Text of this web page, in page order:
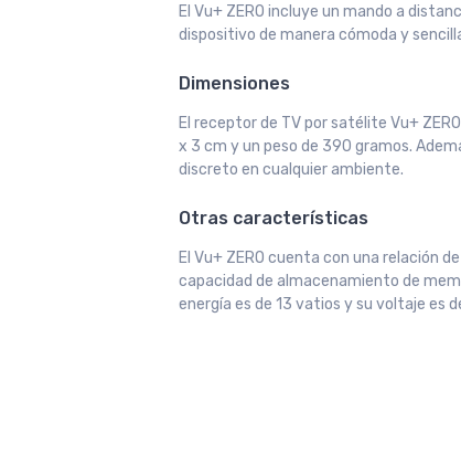
El Vu+ ZERO incluye un mando a
dispositivo de manera cómoda y
Dimensiones
El receptor de TV por satélite Vu+
x 3 cm y un peso de 390 gramos.
discreto en cualquier ambiente.
Otras características
El Vu+ ZERO cuenta con una relación
capacidad de almacenamiento de
energía es de 13 vatios y su voltaje es